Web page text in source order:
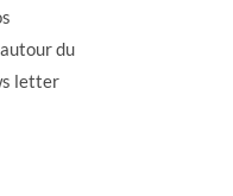
du
letter